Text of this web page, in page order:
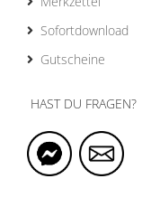
Sofortdownload
Gutscheine
HAST DU FRAGEN?